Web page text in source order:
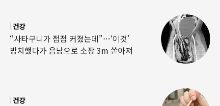
건강
“사타구니가 점점 커졌는데”…‘이것’
방치했다가 음낭으로 소장 3m 쏟아져
건강